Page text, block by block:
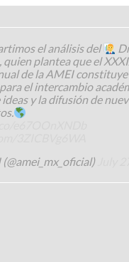
el análisis del
quien plantea que el
de la AMEI
el intercambio
y la difusión de